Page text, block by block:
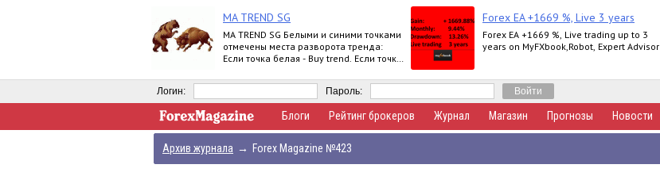
MA TREND SG
MA TREND SG Белыми и синими точками
отмечены места разворота тренда:
Если точка белая - Buy trend. Если точка
Forex EA +1669 %, Live 3 years
Forex EA +1669 %, Live trading up to 3
years on MyFXbook,Robot, Expert Advisor
Логин: Пароль:
Блоги Рейтинг брокеров Журнал Магазин Прогнозы Новости
Архив журнала → Forex Magazine №423